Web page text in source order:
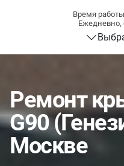
Время
Ежедневно,
Ремонт
G90
Москве